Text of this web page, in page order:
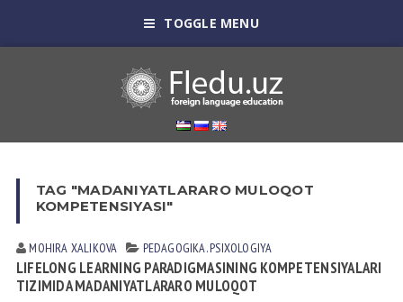
TOGGLE MENU
TAG "MADANIYATLARARO MULOQOT
KOMPETENSIYASI"
MOHIRA XALIKOVA PEDАGOGIKА. PSIXOLOGIYA
LIFELONG LEARNING PARADIGMASINING KOMPETENSIYALARI
TIZIMIDA MADANIYATLARARO MULOQOT